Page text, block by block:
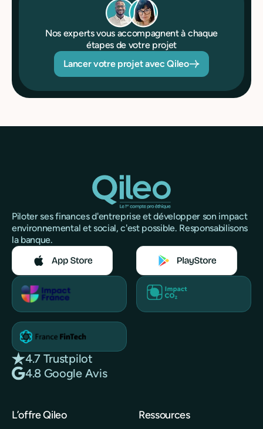
Nos experts vous accompagnent à chaque
étapes de votre projet
Lancer votre projet avec Qileo
Piloter ses finances d'entreprise et développer son impact
environnemental et social, c'est possible. Responsabilisons
la banque.
4.7 Trustpilot
4.8 Google Avis
L’offre Qileo Ressources